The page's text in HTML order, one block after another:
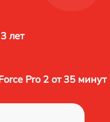
лет
Pro 2 от 35 минут